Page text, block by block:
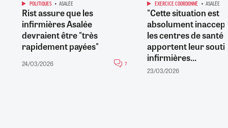
POLITIQUES ASALÉE
Rist assure que les
infirmières Asalée
devraient être "très
rapidement payées"
24/03/2026 7
EXERCICE COORDONNÉ ASALÉE
"Cette situation est
absolument
les centres de santé
apportent leur
infirmières...
23/03/2026